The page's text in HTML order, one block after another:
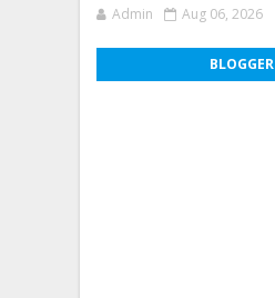
Admin Aug 06, 2026
BLOGGER